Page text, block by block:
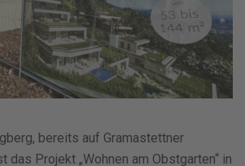
bereits auf Gramastettner
das Projekt „Wohnen am Obstgarten“ in